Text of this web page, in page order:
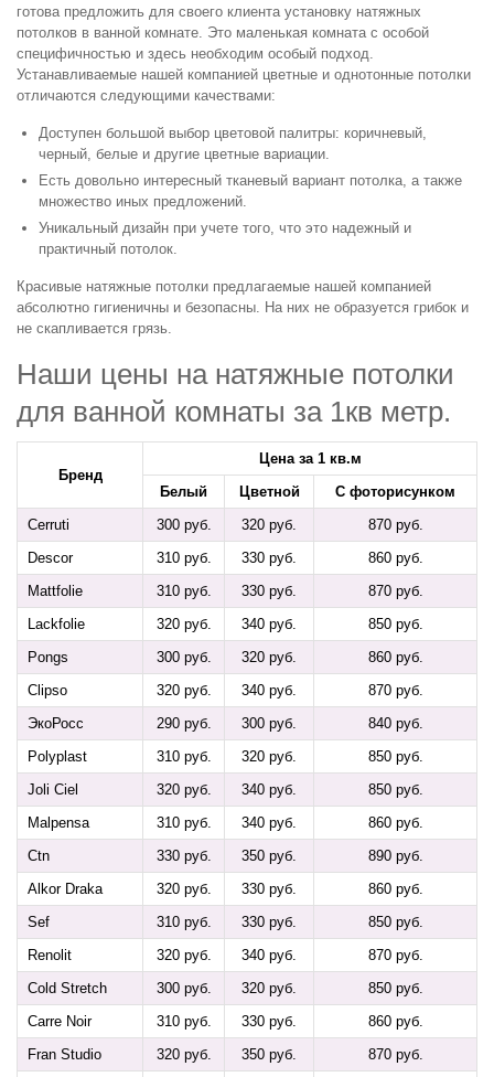
готова предложить для своего клиента установку натяжных
потолков в ванной комнате. Это маленькая комната с особой
специфичностью и здесь необходим особый подход.
Устанавливаемые нашей компанией цветные и однотонные потолки
отличаются следующими качествами:
Доступен большой выбор цветовой палитры: коричневый,
черный, белые и другие цветные вариации.
Есть довольно интересный тканевый вариант потолка, а также
множество иных предложений.
Уникальный дизайн при учете того, что это надежный и
практичный потолок.
Красивые натяжные потолки предлагаемые нашей компанией
абсолютно гигиеничны и безопасны. На них не образуется грибок и
не скапливается грязь.
Наши цены на натяжные потолки
для ванной комнаты за 1кв метр.
Бренд
Цена за 1 кв.м
Белый
Цветной
С фоторисунком
Cerruti
300 руб. 320 руб.
870 руб.
Descor
310 руб. 330 руб.
860 руб.
Mattfolie
310 руб. 330 руб.
870 руб.
Lackfolie
320 руб. 340 руб.
850 руб.
Pongs
300 руб. 320 руб.
860 руб.
Clipso
320 руб. 340 руб.
870 руб.
ЭкоРосс
290 руб. 300 руб.
840 руб.
Polyplast
310 руб. 320 руб.
850 руб.
Joli Ciel
320 руб. 340 руб.
850 руб.
Malpensa
310 руб. 340 руб.
860 руб.
Ctn
330 руб. 350 руб.
890 руб.
Alkor Draka
320 руб. 330 руб.
860 руб.
Sef
310 руб. 330 руб.
850 руб.
Renolit
320 руб. 340 руб.
870 руб.
Cold Stretch
300 руб. 320 руб.
850 руб.
Carre Noir
310 руб. 330 руб.
860 руб.
Fran Studio
320 руб. 350 руб.
870 руб.